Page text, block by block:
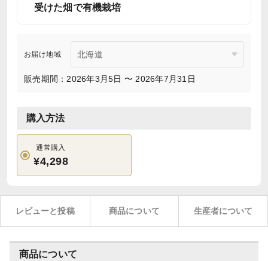
受けた畑で有機栽培
お届け地域
販売期間：2026年3月5日 〜 2026年7月31日
購入方法
通常購入
¥4,298
レビューと投稿 商品について 生産者について
商品について